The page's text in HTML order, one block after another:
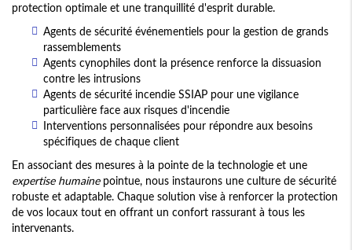
protection optimale et une tranquillité d'esprit durable.
Agents de sécurité événementiels pour la gestion de grands
rassemblements
Agents cynophiles dont la présence renforce la dissuasion
contre les intrusions
Agents de sécurité incendie SSIAP pour une vigilance
particulière face aux risques d'incendie
Interventions personnalisées pour répondre aux besoins
spécifiques de chaque client
En associant des mesures à la pointe de la technologie et une
expertise humainepointue, nous instaurons une culture de sécurité
robuste et adaptable. Chaque solution vise à renforcer la protection
de vos locaux tout en offrant un confort rassurant à tous les
intervenants.